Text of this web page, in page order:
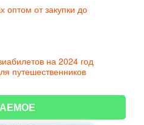
оптом от закупки до
на 2024 год
путешественников